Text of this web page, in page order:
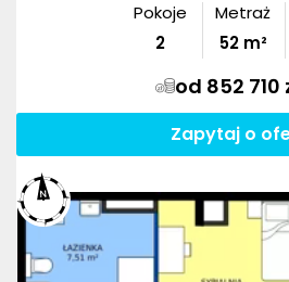
Pokoje
2
Metraż
52m²
od 852 710
Zapytaj o